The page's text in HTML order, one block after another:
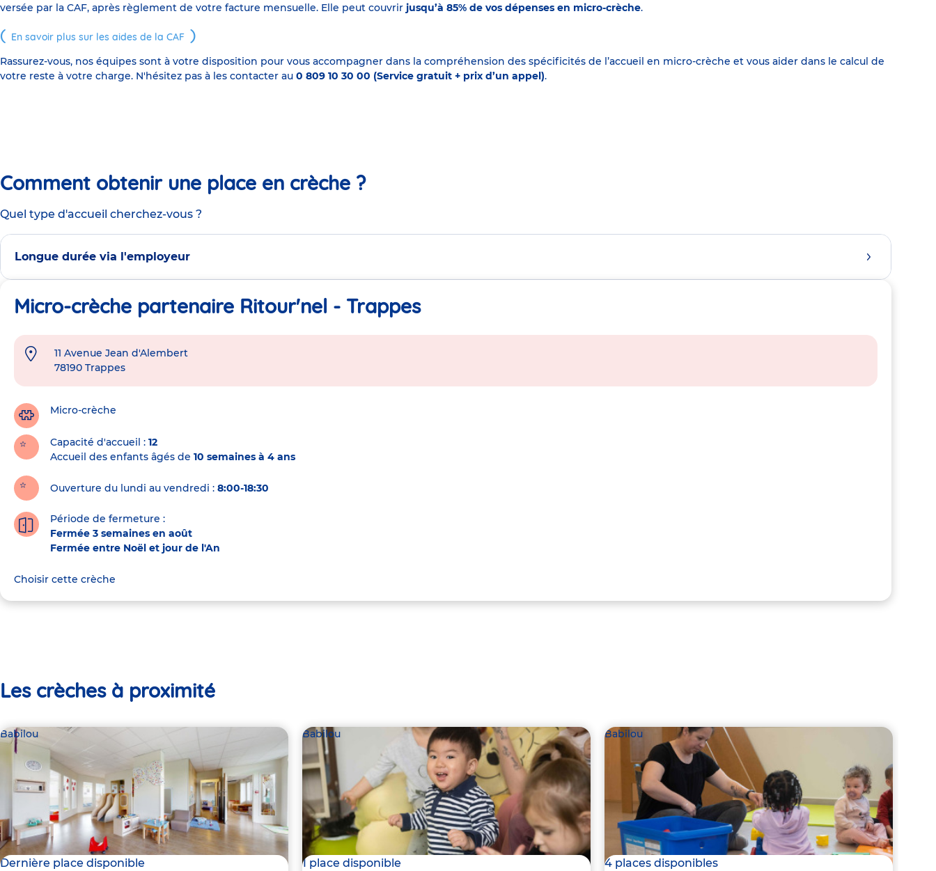
versée par la CAF, après règlement de votre facture mensuelle. Elle peut couvrir jusqu’à 85% de vos dépenses en micro-crèche.
En savoir plus sur les aides de la CAF
Rassurez-vous, nos équipes sont à votre disposition pour vous accompagner dans la compréhension des spécificités de l’accueil en micro-crèche et vous aider dans le calcul de
votre reste à votre charge. N'hésitez pas à les contacter au 0 809 10 30 00 (Service gratuit + prix d’un appel).
Comment obtenir une place en crèche ?
Quel type d'accueil cherchez-vous ?
Longue durée via l'employeur
Micro-crèche partenaire Ritour'nel - Trappes
Adresse
crèche
11 Avenue Jean d'Alembert
78190 Trappes
Micro-crèche
Capacité d'accueil
12
Accueil des enfants âgés de 10 semaines à 4 ans
Ouverture du lundi au vendredi : 8:00-18:30
Période de fermeture :
Fermée 3 semaines en août
Fermée entre Noël et jour de l'An
Choisir cette crèche
Les crèches à proximité
Babilou
Dernière place disponible
Babilou
1 place disponible
Babilou
4 places disponibles